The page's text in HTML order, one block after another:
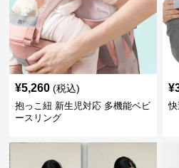
¥5,260 (税込)
抱っこ紐 新生児対応 多機能ベビ
ースリング
¥